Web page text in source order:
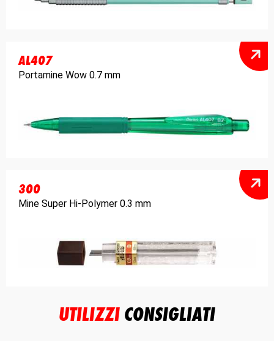
AL407
Portamine Wow 0.7 mm
300
Mine Super Hi-Polymer 0.3 mm
UTILIZZICONSIGLIATI